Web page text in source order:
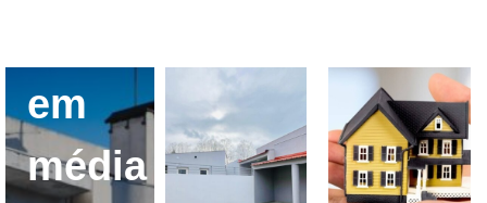
em
média